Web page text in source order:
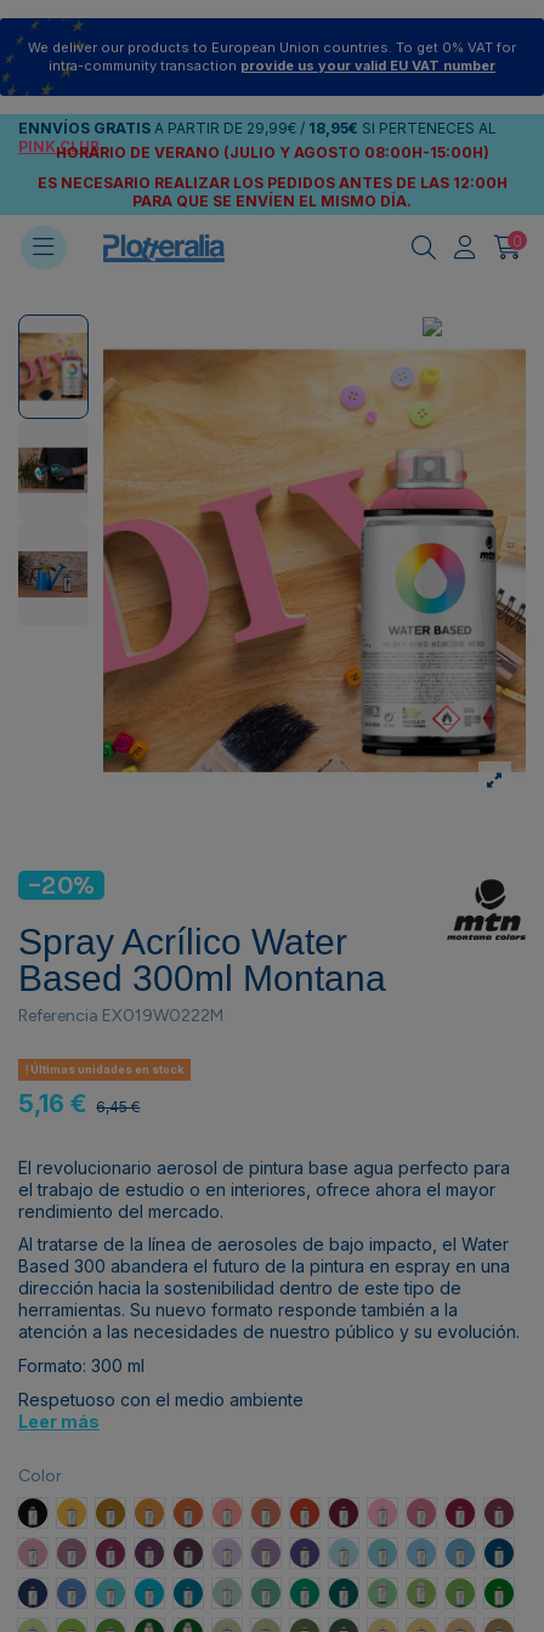
We deliver our products to European Union countries. To get 0% VAT for
intra-community transaction provide us your valid EU VAT number
ENNVÍOS GRATIS A PARTIR DE 29,99€ / 18,95€ SI PERTENECES AL
PINK CLUB
HORARIO DE VERANO (JULIO Y AGOSTO 08:00H-15:00H)
ES NECESARIO REALIZAR LOS PEDIDOS ANTES DE LAS 12:00H
PARA QUE SE ENVÍEN EL MISMO DÍA.
0
-20%
Spray Acrílico Water
Based 300ml Montana
Referencia EX019W0222M
Últimas unidades en stock
5,16 € 6,45 €
El revolucionario aerosol de pintura base agua perfecto para
el trabajo de estudio o en interiores, ofrece ahora el mayor
rendimiento del mercado.
Al tratarse de la línea de aerosoles de bajo impacto, el Water
Based 300 abandera el futuro de la pintura en espray en una
dirección hacia la sostenibilidad dentro de este tipo de
herramientas. Su nuevo formato responde también a la
atención a las necesidades de nuestro público y su evolución.
Formato: 300 ml
Respetuoso con el medio ambiente
Leer más
Color
Carbon Black
Azo Yellow Deep
Raw siennaAzo Orange Light
Azo Orange
Cadmium Red Pale
Cadmium Red Light
Naphthol Red
CarmineQuinacridone Rose
Quinacridone
Red Violet
Red
Blue Violet Pale
Blue Violet Light
Blue VioletBlue Violet Deep
Blue Violet Dark
Dioxazine Purple Pale
Dioxazine Purple Light
Dioxazine Purple Deep
Phthalo Blue Pale
Phthalo Blue Light
Cobalt Blue Pale
Cobalt Blue
Ultramarine Blue Deep
Primary Blue Light
Blue Green Pale
Blue Green Light
Blue Green Deep
Phthalo Green Blue
Turquoise Green
Emerald Green
Emerald Green Deep
Phathalo Green
Brillant Yellow
Brilliant